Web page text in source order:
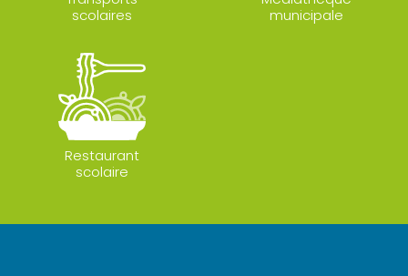
scolaires
municipale
Restaurant
scolaire